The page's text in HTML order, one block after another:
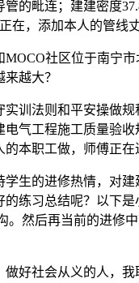
的毗连；建建密度
在，添加本人的管线丈
社区位于南宁
越大？
法则和平安操做规
气工程施工质量验
本职工做，师傅正在
的进修热情，对
练习总结呢？以下
然后再当前的进修
社会从义的人，